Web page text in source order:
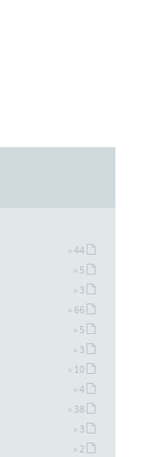
» 44
» 5
» 3
» 66
» 5
» 3
» 10
» 4
» 38
» 3
» 2